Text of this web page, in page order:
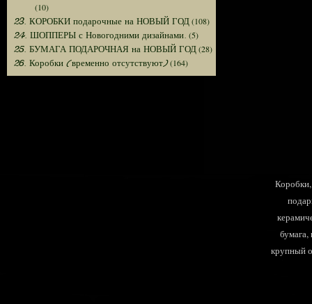
(10)
23. КОРОБКИ подарочные на НОВЫЙ ГОД(108)
24. ШОППЕРЫ с Новогодними дизайнами. (5)
25. БУМАГА ПОДАРОЧНАЯ на НОВЫЙ ГОД(28)
26. Коробки (временно отсутствуют)(164)
крупный